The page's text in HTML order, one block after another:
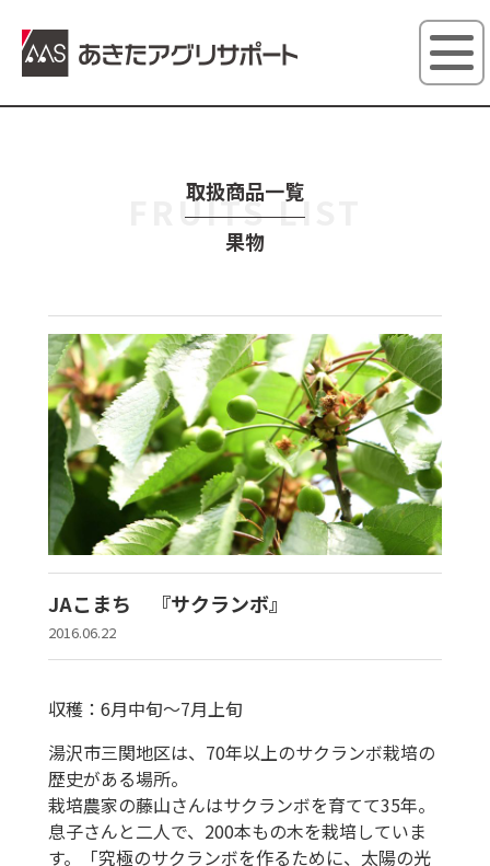
あきたア
取扱商品一覧
果物
FRUITS LIST
JAこまち 『サクランボ』
2016.06.22
収穫：6月中旬〜7月上旬
湯沢市三関地区は、70年以上のサクランボ栽培の
歴史がある場所。
栽培農家の藤山さんはサクランボを育てて35年。
息子さんと二人で、200本もの木を栽培していま
す。「究極のサクランボを作るために、太陽の光